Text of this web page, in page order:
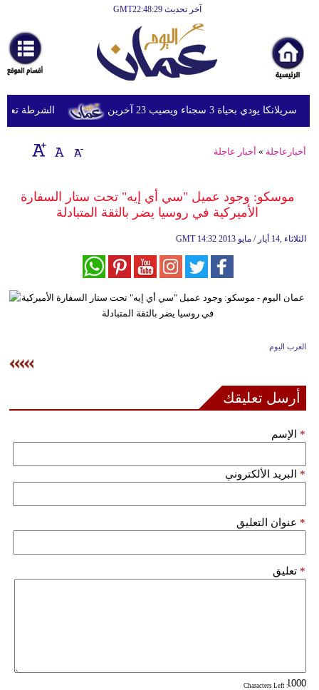
آخر تحديث GMT22:48:29
أخبارعاجلة
رياضة
ثقافة
إقتصاد
وموسيقى
سياحة
ديكور
مرأة
وتكنولوجيا
الشرطة تعتقل بحياة 3 سجناء ويصيب 23 آخرين
أخبارعاجلة » أخبار عاجلة
موسكو: وجود عميل "سي أي إيه" تحت ستار السفارة
الأميركية في روسيا يضر بالثقة المتبادلة
GMT 14:32 2013 الثلاثاء ,14 أيار / مايو
العرب اليوم
أرسل تعليقك
الإسم *
البريد الألكتروني *
عنوان التعليق *
تعليق *
: Characters Left